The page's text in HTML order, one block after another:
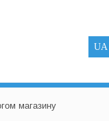
UA